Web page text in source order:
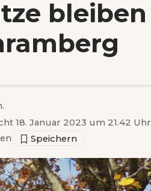
bleiben
18. Januar 2023 um 21.42 Uhr